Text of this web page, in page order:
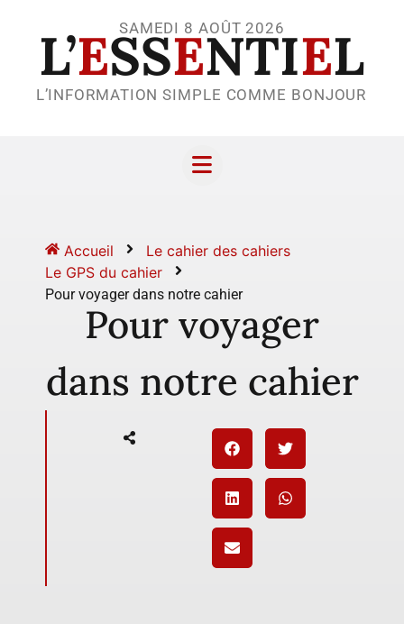
SAMEDI 8 AOÛT 2026
L’ESSENTIEL
L’INFORMATION SIMPLE COMME BONJOUR
Accueil
Le cahier des cahiers
Le GPS du cahier
Pour voyager dans notre cahier
Pour voyager
dans notre cahier